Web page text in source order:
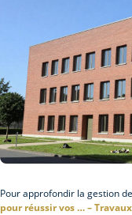
Pour approfondir la gestion
pour réussir vos … –